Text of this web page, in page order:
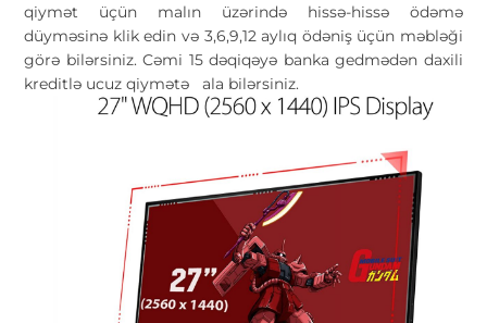
qiymət üçün malın üzərində hissə-hissə ödəmə
düyməsinə klik edin və 3,6,9,12 aylıq ödəniş üçün məbləği
görə bilərsiniz. Cəmi 15 dəqiqəyə banka gedmədən daxili
kreditlə ucuz qiymətə
ala bilərsiniz.